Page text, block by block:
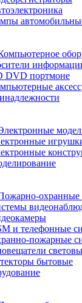
DVD портмоне
охранные
и телефонные
пожарные
бытовые